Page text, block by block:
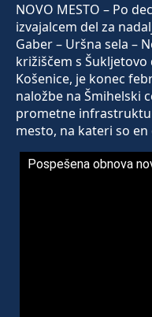
NOVO MESTO – Po
izvajalcem del za
Gaber – Uršna sela –
križiščem s
Košenice, je konec
naložbe na Šmihelski
prometne
mesto, na kateri so
Pospešena obnova